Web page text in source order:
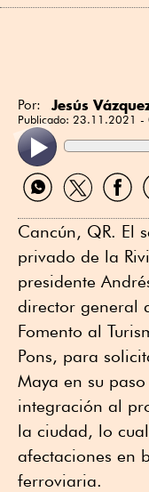
Por: Jesús
Publicado: 23.11.2021 -
Compartir
por
Compartir
por
por
Cancún, QR. El
privado de la
presidente
director general
Fomento al
Pons, para
Maya en su
integración al
la ciudad, lo
afectaciones en
ferroviaria.